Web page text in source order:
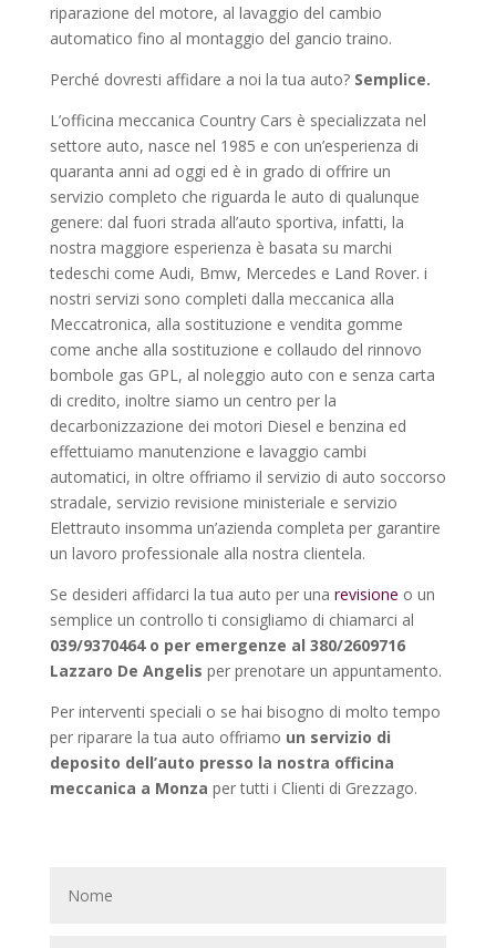
riparazione del motore, al lavaggio del cambio
automatico fino al montaggio del gancio traino.
Perché dovresti affidare a noi la tua auto? Semplice.
L’officina meccanica Country Cars è specializzata nel
settore auto, nasce nel 1985 e con un’esperienza di
quaranta anni ad oggi ed è in grado di offrire un
servizio completo che riguarda le auto di qualunque
genere: dal fuori strada all’auto sportiva, infatti, la
nostra maggiore esperienza è basata su marchi
tedeschi come Audi, Bmw, Mercedes e Land Rover. i
nostri servizi sono completi dalla meccanica alla
Meccatronica, alla sostituzione e vendita gomme
come anche alla sostituzione e collaudo del rinnovo
bombole gas GPL, al noleggio auto con e senza carta
di credito, inoltre siamo un centro per la
decarbonizzazione dei motori Diesel e benzina ed
effettuiamo manutenzione e lavaggio cambi
automatici, in oltre offriamo il servizio di auto soccorso
stradale, servizio revisione ministeriale e servizio
Elettrauto insomma un’azienda completa per garantire
un lavoro professionale alla nostra clientela.
Se desideri affidarci la tua auto per una revisione o un
semplice un controllo ti consigliamo di chiamarci al
039/9370464 o per emergenze al 380/2609716
Lazzaro De Angelis per prenotare un appuntamento.
Per interventi speciali o se hai bisogno di molto tempo
per riparare la tua auto offriamo un servizio di
deposito dell’auto presso la nostra officina
meccanica a Monza per tutti i Clienti di Grezzago.